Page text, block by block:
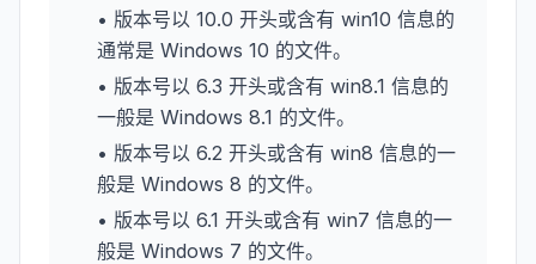
• 版本号以 10.0 开头或含有 win10 信息的
通常是 Windows 10 的文件。
• 版本号以 6.3 开头或含有 win8.1 信息的
一般是 Windows 8.1 的文件。
• 版本号以 6.2 开头或含有 win8 信息的一
般是 Windows 8 的文件。
• 版本号以 6.1 开头或含有 win7 信息的一
般是 Windows 7 的文件。